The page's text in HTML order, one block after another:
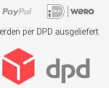
per DPD ausgeliefert.